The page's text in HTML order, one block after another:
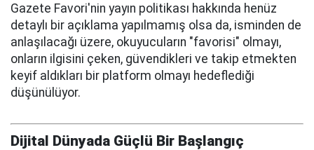
Gazete Favori'nin yayın politikası hakkında henüz
detaylı bir açıklama yapılmamış olsa da, isminden de
anlaşılacağı üzere, okuyucuların "favorisi" olmayı,
onların ilgisini çeken, güvendikleri ve takip etmekten
keyif aldıkları bir platform olmayı hedeflediği
düşünülüyor.
Dijital Dünyada Güçlü Bir Başlangıç